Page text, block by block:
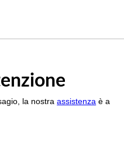
la nostraassistenza è a